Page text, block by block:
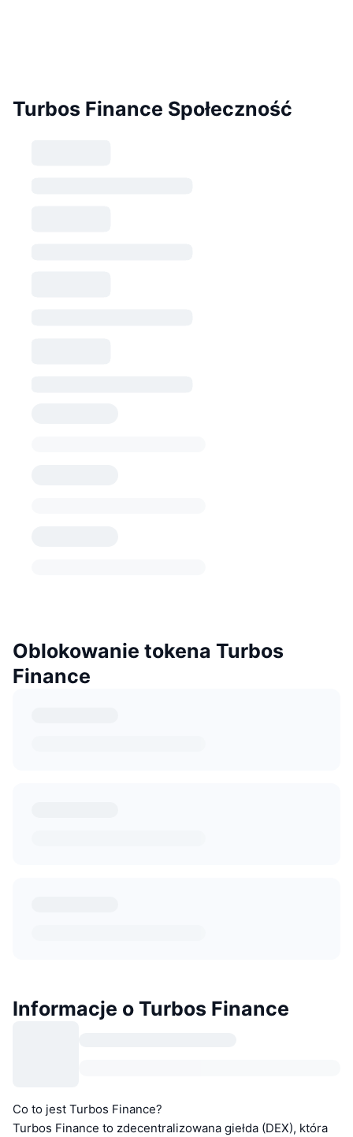
Turbos Finance Społeczność
Oblokowanie tokena Turbos
Finance
Informacje o Turbos Finance
Co to jest Turbos Finance?
Turbos Finance to zdecentralizowana giełda (DEX), która